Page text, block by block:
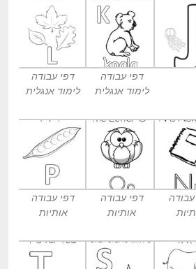
דפי עבודה
לימוד אנגלית
דפי עבודה
לימוד אנגלית
דפי עבודה
אותיות
דפי עבודה
אותיות